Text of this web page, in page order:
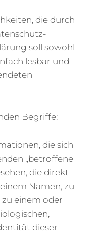
die durch
soll sowohl
lesbar und
Begriffe:
die sich
„betroffene
die direkt
Namen, zu
einem oder
dieser